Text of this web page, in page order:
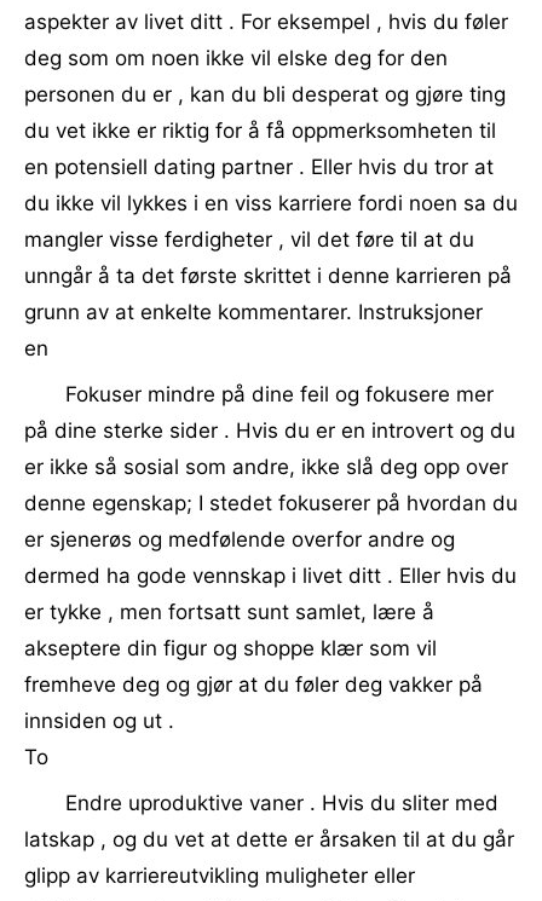
aspekter av livet ditt . For eksempel , hvis du føler
deg som om noen ikke vil elske deg for den
personen du er , kan du bli desperat og gjøre ting
du vet ikke er riktig for å få oppmerksomheten til
en potensiell dating partner . Eller hvis du tror at
du ikke vil lykkes i en viss karriere fordi noen sa du
mangler visse ferdigheter , vil det føre til at du
unngår å ta det første skrittet i denne karrieren på
grunn av at enkelte kommentarer. Instruksjoner
en
Fokuser mindre på dine feil og fokusere mer
på dine sterke sider . Hvis du er en introvert og du
er ikke så sosial som andre, ikke slå deg opp over
denne egenskap; I stedet fokuserer på hvordan du
er sjenerøs og medfølende overfor andre og
dermed ha gode vennskap i livet ditt . Eller hvis du
er tykke , men fortsatt sunt samlet, lære å
akseptere din figur og shoppe klær som vil
fremheve deg og gjør at du føler deg vakker på
innsiden og ut .
To
Endre uproduktive vaner . Hvis du sliter med
latskap , og du vet at dette er årsaken til at du går
glipp av karriereutvikling muligheter eller